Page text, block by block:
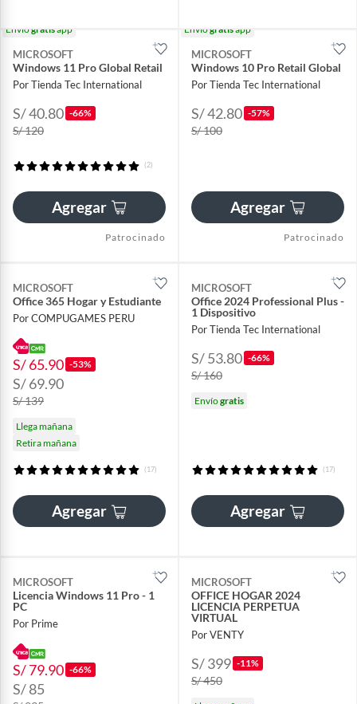
Envíogratisapp
MICROSOFT
Windows 11 Pro Global Retail
Por Tienda Tec International
S/ 40.80 -66%
S/ 120
(2)
Agregar
Patrocinado
Envíogratisapp
MICROSOFT
Windows 10 Pro Retail Global
Por Tienda Tec International
S/ 42.80 -57%
S/ 100
Agregar
Patrocinado
MICROSOFT
Office 365 Hogar y Estudiante
Por COMPUGAMES PERU
S/ 65.90 -53%
S/ 69.90
S/ 139
Llega mañana
Retira mañana
(17)
Agregar
MICROSOFT
Office 2024 Professional Plus -
1 Dispositivo
Por Tienda Tec International
S/ 53.80 -66%
S/ 160
Envíogratis
(17)
Agregar
MICROSOFT
Licencia Windows 11 Pro - 1
PC
Por Prime
S/ 79.90 -66%
S/ 85
MICROSOFT
OFFICE HOGAR 2024
LICENCIA PERPETUA
VIRTUAL
Por VENTY
S/ 399 -11%
S/ 450